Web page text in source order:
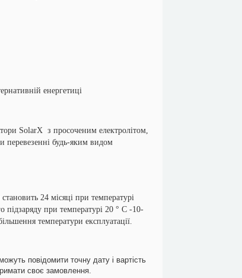
енергетиці
SolarX з просоченим електролітом,
перевезенні будь-яким видом
24 місяці при температурі
підзаряду при температурі 20 ° С -10-
температури експлуатації.
повідомити точну дату і вартість
своє замовлення.